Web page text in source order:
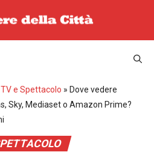
e Spettacolo » Dove vedere
Sky, Mediaset o Amazon Prime?